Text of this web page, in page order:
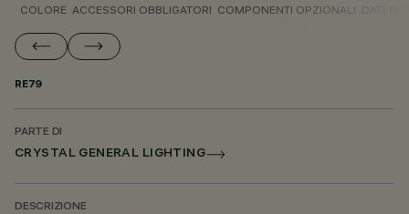
COLORE ACCESSORI OBBLIGATORI COMPONENTI OPZIONALI
RE79
PARTE DI
CRYSTAL GENERAL LIGHTING
DESCRIZIONE